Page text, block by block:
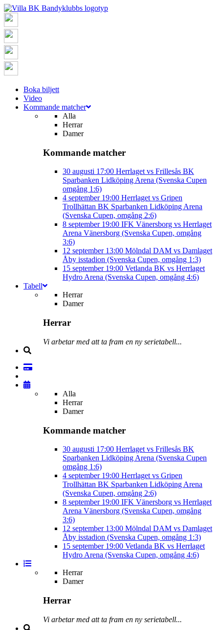
Boka biljett
Video
Kommande matcher
Alla
Herrar
Damer
Kommande matcher
30 augusti 17:00 Herrlaget vs Frillesås BK
Sparbanken Lidköping Arena (Svenska Cupen
omgång 1:6)
4 september 19:00 Herrlaget vs Gripen
Trollhättan BK Sparbanken Lidköping Arena
(Svenska Cupen, omgång 2:6)
8 september 19:00 IFK Vänersborg vs Herrlaget
Arena Vänersborg (Svenska Cupen, omgång
3:6)
12 september 13:00 Mölndal DAM vs Damlaget
Åby isstadion (Svenska Cupen, omgång 1:3)
15 september 19:00 Vetlanda BK vs Herrlaget
Hydro Arena (Svenska Cupen, omgång 4:6)
Tabell
Herrar
Damer
Herrar
Vi arbetar med att ta fram en ny serietabell...
Alla
Herrar
Damer
Kommande matcher
30 augusti 17:00 Herrlaget vs Frillesås BK
Sparbanken Lidköping Arena (Svenska Cupen
omgång 1:6)
4 september 19:00 Herrlaget vs Gripen
Trollhättan BK Sparbanken Lidköping Arena
(Svenska Cupen, omgång 2:6)
8 september 19:00 IFK Vänersborg vs Herrlaget
Arena Vänersborg (Svenska Cupen, omgång
3:6)
12 september 13:00 Mölndal DAM vs Damlaget
Åby isstadion (Svenska Cupen, omgång 1:3)
15 september 19:00 Vetlanda BK vs Herrlaget
Hydro Arena (Svenska Cupen, omgång 4:6)
Herrar
Damer
Herrar
Vi arbetar med att ta fram en ny serietabell...